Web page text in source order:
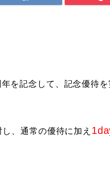
を記念して、記念優待
、通常の優待に加え